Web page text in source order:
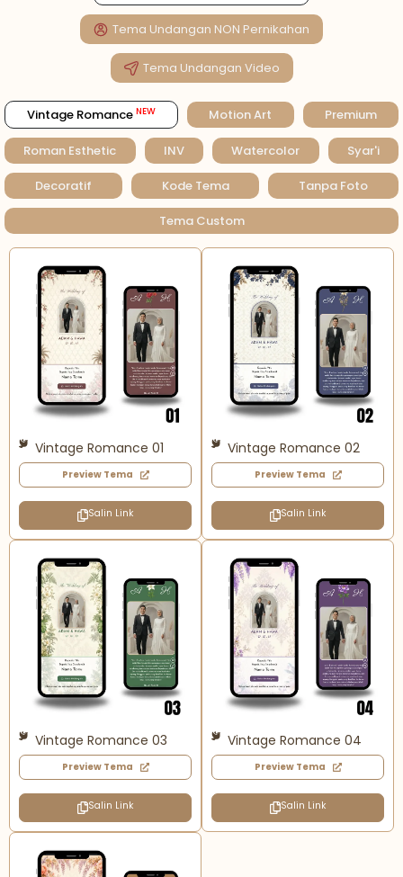
Tema Undangan NON Pernikahan
Tema Undangan Video
Vintage RomanceNEW Motion Art Premium
Roman Esthetic INV Watercolor Syar'i
Decoratif Kode Tema Tanpa Foto
Tema Custom
Vintage Romance 01
Preview Tema
Salin Link
Vintage Romance 02
Preview Tema
Salin Link
Vintage Romance 03
Preview Tema
Salin Link
Vintage Romance 04
Preview Tema
Salin Link